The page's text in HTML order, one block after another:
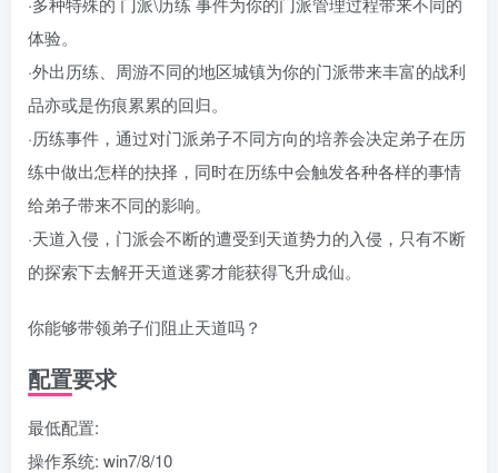
体验。
·外出历练、周游不同的地区城镇为你的门派带来丰富的战利
品亦或是伤痕累累的回归。
·历练事件，通过对门派弟子不同方向的培养会决定弟子在历
练中做出怎样的抉择，同时在历练中会触发各种各样的事情
给弟子带来不同的影响。
·天道入侵，门派会不断的遭受到天道势力的入侵，只有不断
的探索下去解开天道迷雾才能获得飞升成仙。
你能够带领弟子们阻止天道吗？
配置要求
最低配置:
操作系统: win7/8/10